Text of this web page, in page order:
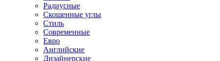
Радиусные
Скошенные углы
Стиль
Современные
Евро
Английские
Дизайнерские